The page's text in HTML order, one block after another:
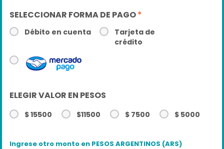
SELECCIONAR FORMA DE PAGO*
Débito en cuenta
Tarjeta de
crédito
ELEGIR VALOR EN PESOS
$ 15500 $11500 $ 7500 $ 5000
Ingrese otro monto en PESOS ARGENTINOS (ARS)